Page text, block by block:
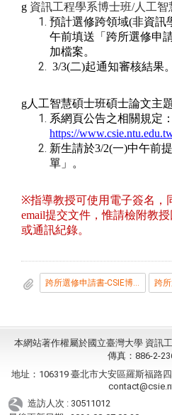
g 資訊工程學系博士班/人工智
預計選修跨領域(非資訊
午前填送「跨所選修申
加檔案。
3/3(二)起通知審核結果。
g人工智慧碩士班碩士論文主
系網頁公告之相關規定：
https://
新生請於3/2(一)中午前
單」。
※指導教授可使用電子簽名，
email提交文件，惟請檢附教
或通訊紀錄。
跨所選修申請書-CSIE博.doc
本網站著作權屬於國立臺灣大學 資訊
傳真：886-2-
地址：106319 臺北市大安區羅斯福路
造訪人次 : 30511012